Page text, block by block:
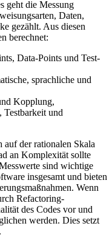
geht die Messung
Daten,
gezählt. Aus diesen
berechnet:
Data-Points und Test-
sprachliche und
Kopplung,
Testbarkeit und
der rationalen Skala
an Komplexität sollte
sind wichtige
insgesamt und bieten
Wenn
Refactoring-
des Codes vor und
werden. Dies setzt